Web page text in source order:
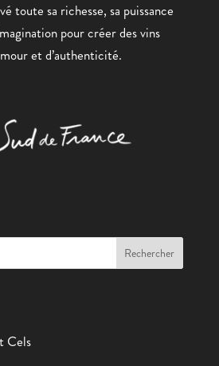
toute sa richesse, sa puissance
pour créer des vins
et d’authenticité.
Cels